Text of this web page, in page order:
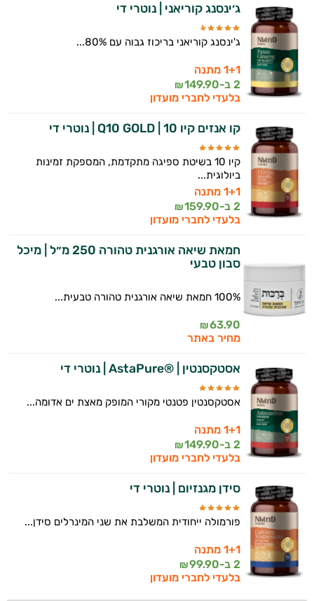
ג׳ינסנג קוריאני | נוטרי די
ג'ינסנג קוריאני בריכוז גבוה עם 80%...
1+1 מתנה
2 ב-
149.90
₪
בלעדי לחברי מועדון
קו אנזים קיו 10 | Q10 GOLD | נוטרי די
קיו 10 בשיטת ספיגה מתקדמת, המספקת זמינות
ביולוגית...
1+1 מתנה
2 ב-
159.90
₪
בלעדי לחברי מועדון
חמאת שיאה אורגנית טהורה 250 מ״ל | מיכל
סבון טבעי
100% חמאת שיאה אורגנית טהורה טבעית...
63.90
₪
מחיר באתר
אסטקסנטין | ®AstaPure | נוטרי די
אסטקסנטין פטנטי מקורי המופק מאצת ים אדומה...
1+1 מתנה
2 ב-
149.90
₪
בלעדי לחברי מועדון
סידן מגנזיום | נוטרי די
פורמולה ייחודית המשלבת את שני המינרלים סידן...
1+1 מתנה
2 ב-
99.90
₪
בלעדי לחברי מועדון